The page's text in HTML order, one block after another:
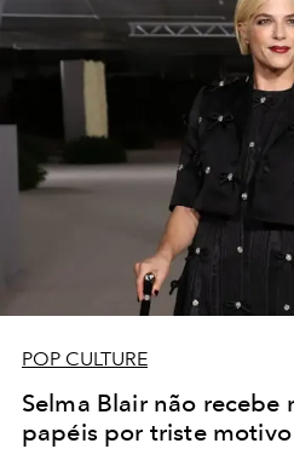
POP CULTURE
Selma Blair não recebe
papéis por triste motivo